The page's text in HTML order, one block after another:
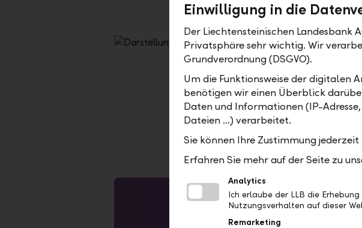
Sie möchten mit uns in
digitalen Onboarding,
Fondsangebot erfahren?
1.Skalieren auf passende Grösse
2. 15px Kontur
3. Objekt-->  Umwandeln
Einwilligung in die
Der Liechtensteinischen Landesbank
Privatsphäre sehr wichtig. Wir
Grundverordnung (DSGVO).
Um die Funktionsweise der digitalen
benötigen wir einen Überblick
Daten und Informationen (IP-
Dateien …) verarbeitet.
Sie können Ihre Zustimmung jederzeit
Erfahren Sie mehr auf der Seite zu
Analytics
Ich erlaube der LLB die
Nutzungsverhalten auf dieser
Remarketing